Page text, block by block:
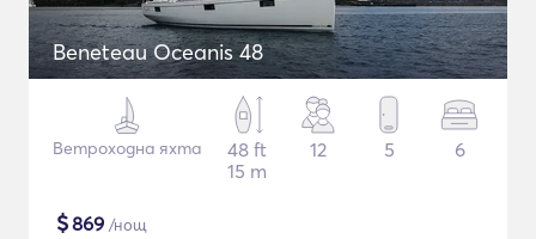
Beneteau Oceanis 48
Ветроходна яхта
48 ft
15 m
12 5 6
$869 /нощ